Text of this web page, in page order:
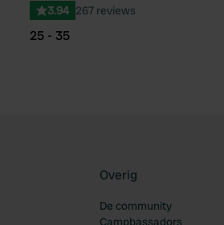
3.94 267 reviews
25 - 35
Overig
De community
Campbassadors